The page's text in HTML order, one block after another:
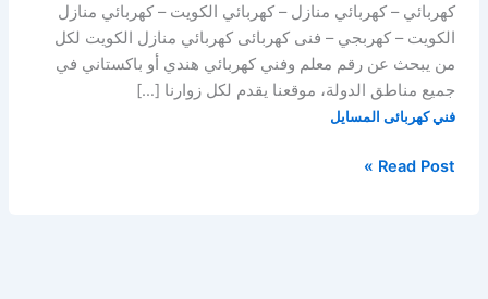
كهربائي – كهربائي منازل – كهربائي الكويت – كهربائي منازل
الكويت – كهربجي – فنى كهربائى كهربائي منازل الكويت لكل
من يبحث عن رقم معلم وفني كهربائي هندي أو باكستاني في
جميع مناطق الدولة، موقعنا يقدم لكل زوارنا […]
فني كهربائى المسايل
فني
Read Post »